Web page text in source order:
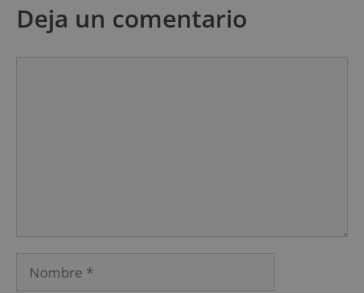
Deja un comentario